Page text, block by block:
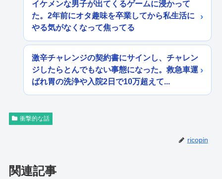
イケメンな男子が出てくるゲームに浸かって
た。2年前にオタ趣味を卒業してから私生活に
やる気がなくなって焦ってる
激辛チャレンジの契約書にサインし、チャレン
ジしたらとんでもない事態になった。救急車運
ばれ胃の洗浄や入院2日で10万超えて...
衝撃的な話
ricopin
関連記事